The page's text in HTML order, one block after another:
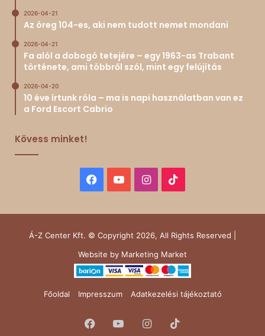
2026-04-21
Az öreg 104-es, aki nem tudott nemet mondani
2026-04-21
Fa alól a dobogó tetejére – egy 1963-as Trabant
története, ami többről szól, mint egy felújítás
2026-04-20
10 éve írtunk róla – ma is napi használatban van ez
a Ford Escort Cabrio
Kövess minket!
Facebook
YouTubeInstagram
Á-Z Center Kft. © Copyright 2026, All Rights Reserved |
Website by Marketing Market
Főoldal Impresszum Adatkezelési tájékoztató
Facebook
YouTubeInstagram